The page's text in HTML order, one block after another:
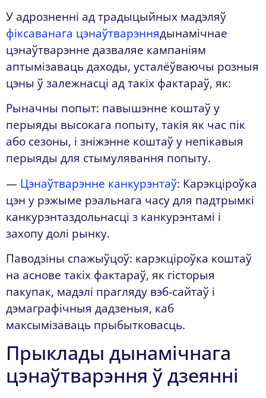
У адрозненні ад традыцыйных мадэляў
фіксаванага цэнаўтварэннядынамічнае
цэнаўтварэнне дазваляе кампаніям
аптымізаваць даходы, усталёўваючы розныя
цэны ў залежнасці ад такіх фактараў, як:
Рыначны попыт: павышэнне коштаў у
перыяды высокага попыту, такія як час пік
або сезоны, і зніжэнне коштаў у непікавыя
перыяды для стымулявання попыту.
— Цэнаўтварэнне канкурэнтаў: Карэкціроўка
цэн у рэжыме рэальнага часу для падтрымкі
канкурэнтаздольнасці з канкурэнтамі і
захопу долі рынку.
Паводзіны спажыўцоў: карэкціроўка коштаў
на аснове такіх фактараў, як гісторыя
пакупак, мадэлі прагляду вэб-сайтаў і
дэмаграфічныя дадзеныя, каб
максымізаваць прыбытковасць.
Прыклады дынамічнага
цэнаўтварэння ў дзеянні